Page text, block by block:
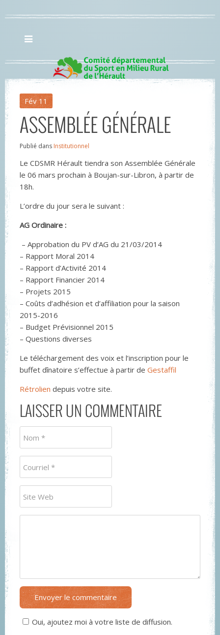
Fév 11
ASSEMBLÉE GÉNÉRALE
Publié dans Institutionnel
Le CDSMR Hérault tiendra son Assemblée Générale
le 06 mars prochain à Boujan-sur-Libron, à partir de
18h.
L’ordre du jour sera le suivant :
AG Ordinaire :
– Approbation du PV d’AG du 21/03/2014
– Rapport Moral 2014
– Rapport d’Activité 2014
– Rapport Financier 2014
– Projets 2015
– Coûts d’adhésion et d’affiliation pour la saison
2015-2016
– Budget Prévisionnel 2015
– Questions diverses
Le téléchargement des voix et l’inscription pour le
buffet dînatoire s’effectue à partir de Gestaffil
Rétrolien depuis votre site.
LAISSER UN COMMENTAIRE
Envoyer le commentaire
Oui, ajoutez moi à votre liste de diffusion.